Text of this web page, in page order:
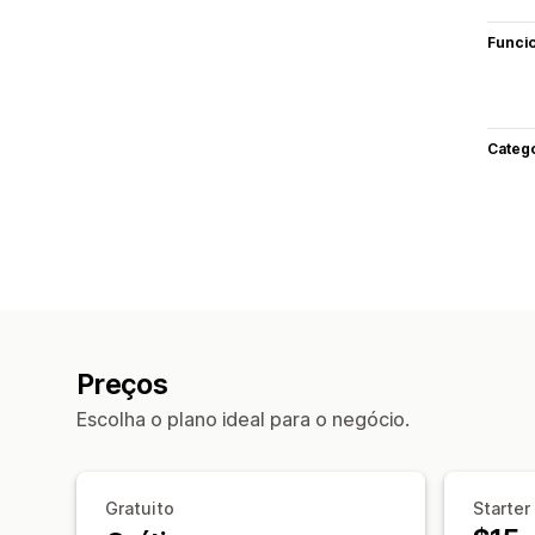
Preços
Escolha o plano ideal para o negócio.
Gratuito Starter